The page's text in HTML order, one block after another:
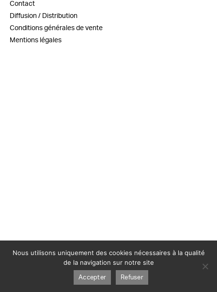
Contact
Diffusion / Distribution
Conditions générales de vente
Mentions légales
Nous utilisons uniquement des cookies nécessaires à la qualité
de la navigation sur notre site
Accepter Refuser